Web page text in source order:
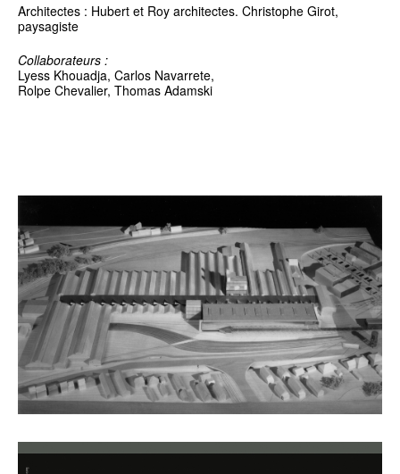
Architectes : Hubert et Roy architectes. Christophe Girot,
paysagiste
Collaborateurs :
Lyess Khouadja, Carlos Navarrete,
Rolpe Chevalier, Thomas Adamski